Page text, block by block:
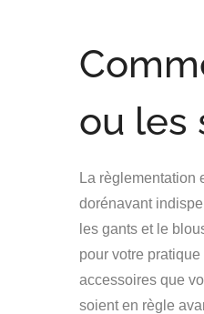
ou les
La règlementation
dorénavant
les gants et le
pour votre
accessoires que
soient en règle